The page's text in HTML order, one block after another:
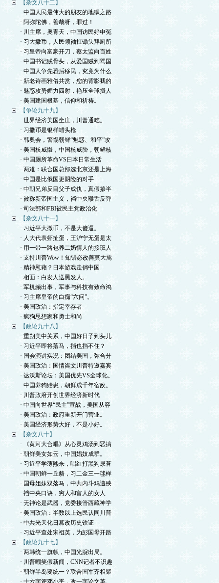
【杂文八十二】
· 中国人民最伟大的朋友的地狱之路
· 阿弥陀佛，善哉呀，罪过！
· 川主席，奥青天，中国访民好申冤
· 习大撒币，人民领袖扛锄头拜厕所
· 习皇帝向富豪开刀，蔡太监向百姓
· 中国书记贱骨头，从爱国贼到骂国
· 中国人争先恐后移民，究竟为什么
· 新老诗画雅俗共赏，您的背影我的
· 魅惑攻势媚力四射，艳压全球摄人
· 美国建国根基，信仰和祈祷。
【争论九十九】
· 世界经济美国坐庄，川普通吃。
· 习撒币是银样蜡头枪
· 韩奥会，警惕朝鲜“魅惑、和平”攻
· 美国核威慑，中国核威胁，朝鲜核
· 中国厕所革命VS日本日常生活
· 两难：联合国总部选北京还是上海
· 中国是比俄国更阴险的对手
· 中朝兄弟反目父子成仇，真假掺半
· 被称新帝国主义，裆中央喉舌反弹
· 司法部和FBI被民主党政治化
【杂文八十一】
· 习近平大撒币，不是大傻逼。
· 人大代表虾扯蛋，王沪宁无蛋是太
· 用一带一路包养二奶情人的接班人
· 支持川普Wow！知错必改善莫大焉
· 精神慰藉？日本游戏走俏中国
· 相面：白发人送黑发人。
· 军机频出事，军事与科技有致命鸿
· 习主席皇帝的白痴“六问”。
· 美国政治：指定幸存者
· 疯狗思想家和勇士和尚
【政论九十八】
· 重朔美中关系，中国好日子到头儿
· 习近平即将落马，挡也挡不住？
· 国会演讲实况：团结美国，弥合分
· 美国政治：国情咨文川普特邀嘉宾
· 达沃斯论坛：美国优先VS全球化。
· 中国养狗贻患，朝鲜成千年宿敌。
· 川普政府开创世界经济新时代
· 中国向世界“民主”宣战，美国从容
· 美国政治：政府重新开门营业。
· 美国经济形势大好，不是小好。
【杂文八十】
· 《黄河大合唱》从心灵鸡汤到恶搞
· 朝鲜美女如云，中国娼妓成群。
· 习近平学薄熙来，唱红打黑狗尿苔
· 中国朝鲜一丘貉，习二金三一毬样
· 国母姐妹双落马，中共内斗鸡遭殃
· 裆中央口诀，穷人和富人的女人
· 无神论是武器，党委接管西藏神学
· 美国政治：半数以上选民认同川普
· 中共光天化日篡改历史铁证
· 习近平查处宋祖英，为彭国母开路
【政论九十七】
· 两韩统一旗帜，中国光腚出局。
· 川普嘲笑假新闻，CNN记者不识趣
· 朝鲜半岛要统一？联合国军齐相聚
· 十六字评邓小平，改一字论文革。